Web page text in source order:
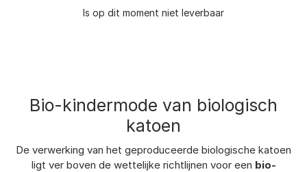
Is op dit moment niet leverbaar
Bio-kindermode van biologisch
katoen
De verwerking van het geproduceerde biologische katoen
ligt ver boven de wettelijke richtlijnen voor een bio-